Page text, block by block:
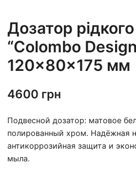
Дозатор
“Colombo
120×80×175 мм
4600 грн
Подвесной дозатор: матовое
полированный хром. Надёжная
антикоррозийная защита и
мыла.